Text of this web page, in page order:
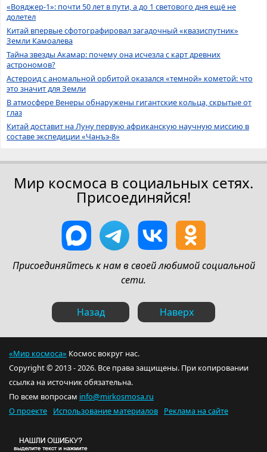
«Вояджер-1»: почти 50 лет в пути, а до 1 светового дня ещё не
долетел
Китай впервые сфотографировал загадочный «квазиспутник»
Земли Камоалева
Тайна звезды Акамар: почему она исчезла с карт древних
астрономов?
Астероид с аномальной орбитой оказался «темной» кометой: что
это значит для Земли
В атмосфере Венеры обнаружены гигантские кольца, скрытые от
глаз
Китай доставит на Луну первую африканскую научную миссию в
составе экспедиции «Чанъэ-8»
Мир космоса в социальных сетях.
Присоединяйся!
Присоединяйтесь к нам в своей любимой социальной
сети.
Назад Наверх
«Мир космоса» Космос вокруг нас.
Copyright © 2013 - 2026. Все права защищены. При копировании
ссылка на источник обязательна.
По всем вопросам info@mirkosmosa.ru
О проекте
Использование материалов Реклама на сайте